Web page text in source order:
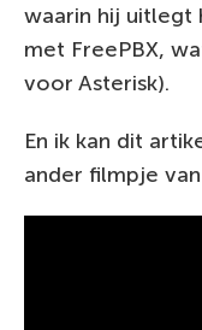
waarin hij uitlegt
met FreePBX,
voor Asterisk).
En ik kan dit
ander filmpje